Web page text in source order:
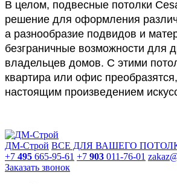
В целом, подвесные потолки
решение для оформления
а разнообразие подвидов и
безграничные возможности для
владельцев домов. С этими
квартира или офис
настоящим произведением
ДМ-Строй ВСЕ ДЛЯ ВАШЕГО
+7 495 665-95-61 +7 903 011-76-01
Заказать звонок